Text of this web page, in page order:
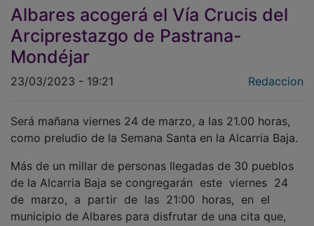
Arciprestazgo de Pastrana-
Mondéjar
23/03/2023 - 19:21
como preludio de la Semana Santa en la Alcarria Baja.
Más de un millar de personas llegadas de 30 pueblos
de la Alcarria Baja se congregarán este viernes 24
de marzo, a partir de las 21:00 horas, en el
municipio de Albares para disfrutar de una cita que,
con el paso de los años, se está consolidando como